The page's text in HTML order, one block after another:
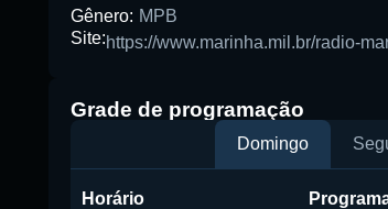
Gênero: MPB
Site:https://www.marinha.mil.br/radio-
Grade de programação
Domingo
Horário